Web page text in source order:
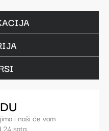
i naši će vam
sata.